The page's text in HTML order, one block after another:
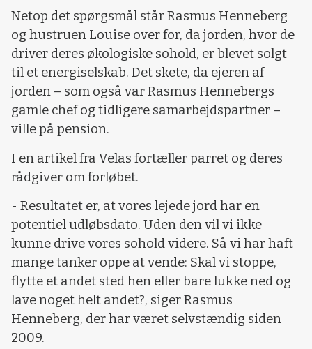
Netop det spørgsmål står Rasmus Henneberg
og hustruen Louise over for, da jorden, hvor de
driver deres økologiske sohold, er blevet solgt
til et energiselskab. Det skete, da ejeren af
jorden – som også var Rasmus Hennebergs
gamle chef og tidligere samarbejdspartner –
ville på pension.
I en artikel fra Velas fortæller parret og deres
rådgiver om forløbet.
- Resultatet er, at vores lejede jord har en
potentiel udløbsdato. Uden den vil vi ikke
kunne drive vores sohold videre. Så vi har haft
mange tanker oppe at vende: Skal vi stoppe,
flytte et andet sted hen eller bare lukke ned og
lave noget helt andet?, siger Rasmus
Henneberg, der har været selvstændig siden
2009.